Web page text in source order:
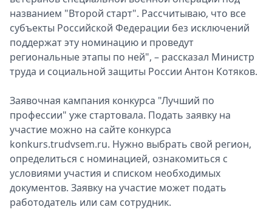
названием "Второй старт". Рассчитываю, что все
субъекты Российской Федерации без исключений
поддержат эту номинацию и проведут
региональные этапы по ней", – рассказал Министр
труда и социальной защиты России Антон Котяков.
Заявочная кампания конкурса "Лучший по
профессии" уже стартовала. Подать заявку на
участие можно на сайте конкурса
konkurs.trudvsem.ru. Нужно выбрать свой регион,
определиться с номинацией, ознакомиться с
условиями участия и списком необходимых
документов. Заявку на участие может подать
работодатель или сам сотрудник.